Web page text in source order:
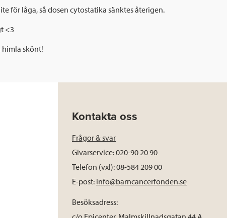
för låga, så dosen cytostatika sänktes återigen.
<3
himla skönt!
Kontakta oss
Frågor & svar
Givarservice: 020-90 20 90
Telefon (vxl): 08-584 209 00
E-post: info@barncancerfonden.se
Besöksadress: